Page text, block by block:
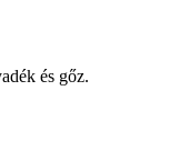
és gőz.